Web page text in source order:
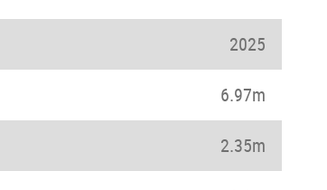
2025
6.97m
2.35m